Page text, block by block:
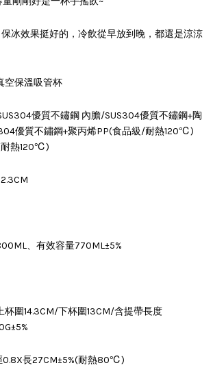
冰效果挺好的，冷飲從早放到晚，都還是涼涼
空保溫吸管杯
優質不鏽鋼 內膽/SUS304優質不鏽鋼+陶
優質不鏽鋼+聚丙烯PP(食品級/耐熱120℃)
耐熱120℃)
、有效容量770ML±5%
杯圍14.3CM/下杯圍13CM/含提帶長度
0.8X長27CM±5%(耐熱80℃)